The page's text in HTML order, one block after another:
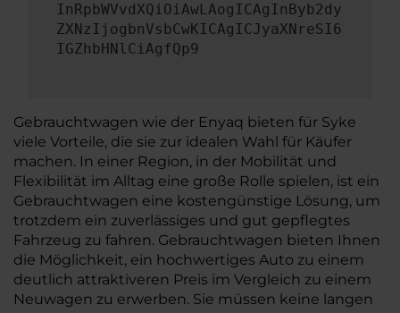
InRpbWVvdXQiOiAwLAogICAgInByb2dy
ZXNzIjogbnVsbCwKICAgICJyaXNreSI6
IGZhbHNlCiAgfQp9
Gebrauchtwagen wie der Enyaq bieten für Syke
viele Vorteile, die sie zur idealen Wahl für Käufer
machen. In einer Region, in der Mobilität und
Flexibilität im Alltag eine große Rolle spielen, ist ein
Gebrauchtwagen eine kostengünstige Lösung, um
trotzdem ein zuverlässiges und gut gepflegtes
Fahrzeug zu fahren. Gebrauchtwagen bieten Ihnen
die Möglichkeit, ein hochwertiges Auto zu einem
deutlich attraktiveren Preis im Vergleich zu einem
Neuwagen zu erwerben. Sie müssen keine langen